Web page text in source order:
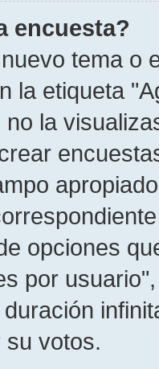
encuesta?
tema o
la etiqueta
la
opciones
por
su votos.